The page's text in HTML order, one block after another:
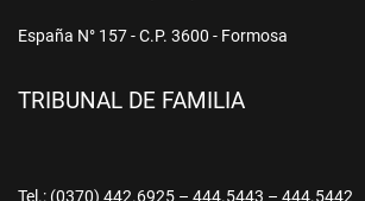
España N° 157 - C.P. 3600 - Formosa
TRIBUNAL DE FAMILIA
Tel.: (0370) 442.6925 – 444.5443 – 444.5442